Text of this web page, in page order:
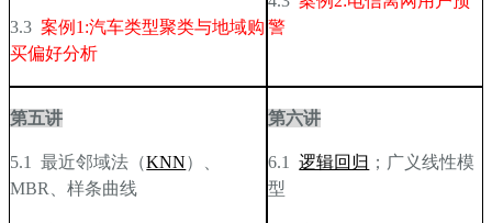
3.3 案例1:汽车类型聚类与地域购
买偏好分析
警
第五讲
5.1最近邻域法（KNN）、
MBR、样条曲线
第六讲
6.1逻辑回归 ；广义线性模
型